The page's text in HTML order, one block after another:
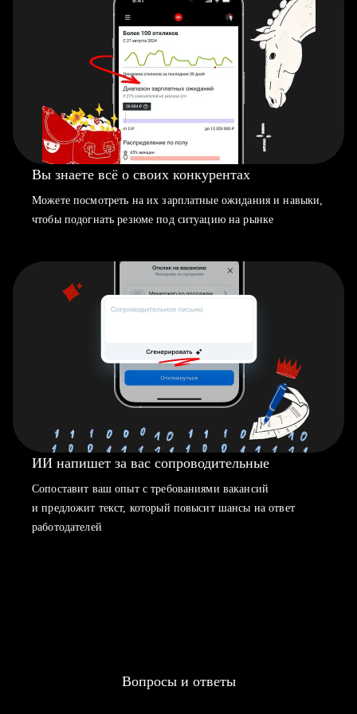
Вы знаете всё о своих конкурентах
Можете посмотреть на их зарплатные ожидания и навыки,
чтобы подогнать резюме под ситуацию на рынке
ИИ напишет за вас сопроводительные
Сопоставит ваш опыт с требованиями вакансий
и предложит текст, который повысит шансы на ответ
работодателей
Вопросы и ответы